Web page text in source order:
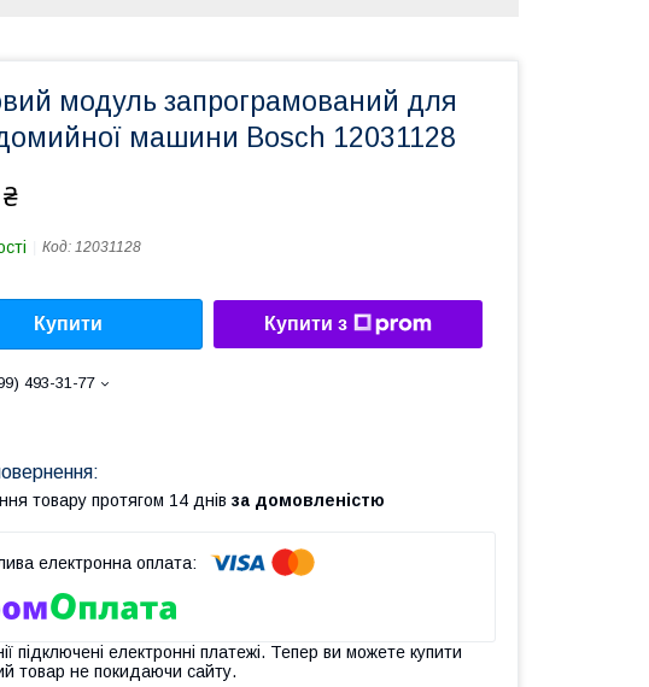
модуль запрограмований для
машини Bosch 12031128
Код: 12031128
Купити Купити з
493-31-77
товару протягом 14 днів за домовленістю
підключені електронні платежі. Тепер ви можете купити
товар не покидаючи сайту.